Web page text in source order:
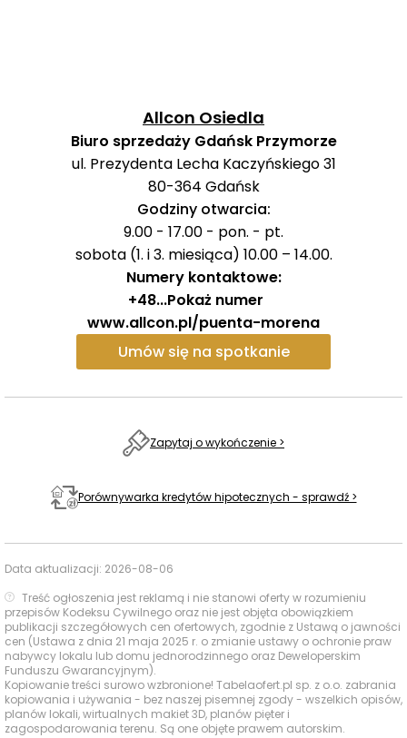
Starannie dobrana roślinność, od
kwitnących drzew i krzewów po gatunki zimozielone,
nadaje przestrzeni charakter, który zmienia się wraz z
porami roku, zachowując jednocześnie spójny urok
Całość tworzy komfortową, prestiżową przestrzeń do
życia, w której prywatność, estetyka i funkcjonalność
stają się priorytetem.
Allcon Osiedla
Biuro sprzedaży Gdańsk Przymorze
ul. Prezydenta Lecha Kaczyńskiego 31
80-364 Gdańsk
Godziny otwarcia:
9.00 - 17.00 - pon. - pt.
sobota (1. i 3. miesiąca) 10.00 – 14.00.
Numery kontaktowe:
+48...Pokaż numer
www.allcon.pl/puenta-morena
Umów się na spotkanie
Zapytaj o wykończenie >
Porównywarka kredytów hipotecznych - sprawdź >
Data aktualizacji: 2026-08-06
Treść ogłoszenia jest reklamą i nie stanowi oferty w rozumieniu
przepisów Kodeksu Cywilnego oraz nie jest objęta obowiązkiem
publikacji szczegółowych cen ofertowych, zgodnie z Ustawą o jawności
cen (Ustawa z dnia 21 maja 2025 r. o zmianie ustawy o ochronie praw
nabywcy lokalu lub domu jednorodzinnego oraz Deweloperskim
Funduszu Gwarancyjnym).
Kopiowanie treści surowo wzbronione! Tabelaofert.pl sp. z o.o. zabrania
kopiowania i używania - bez naszej pisemnej zgody - wszelkich opisów,
planów lokali, wirtualnych makiet 3D, planów pięter i
zagospodarowania terenu. Są one objęte prawem autorskim.